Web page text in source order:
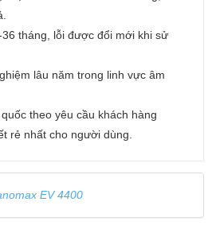
tháng, lỗi được đổi mới khi sử
lâu năm trong linh vực âm
theo yêu cầu khách hàng
rẻ nhất cho người dùng.
EV 4400